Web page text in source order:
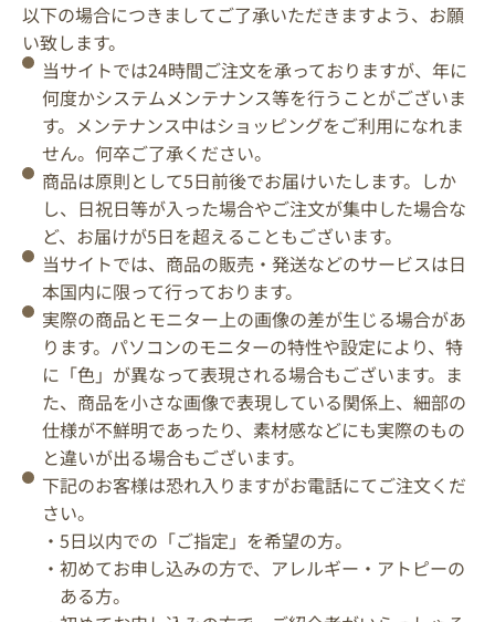
以下の場合につきましてご了承いただきますよう、お願
い致します。
当サイトでは24時間ご注文を承っておりますが、年に
何度かシステムメンテナンス等を行うことがございま
す。メンテナンス中はショッピングをご利用になれま
せん。何卒ご了承ください。
商品は原則として5日前後でお届けいたします。しか
し、日祝日等が入った場合やご注文が集中した場合な
ど、お届けが5日を超えることもございます。
当サイトでは、商品の販売・発送などのサービスは日
本国内に限って行っております。
実際の商品とモニター上の画像の差が生じる場合があ
ります。パソコンのモニターの特性や設定により、特
に「色」が異なって表現される場合もございます。ま
た、商品を小さな画像で表現している関係上、細部の
仕様が不鮮明であったり、素材感などにも実際のもの
と違いが出る場合もございます。
下記のお客様は恐れ入りますがお電話にてご注文くだ
さい。
・5日以内での「ご指定」を希望の方。
・初めてお申し込みの方で、アレルギー・アトピーの
ある方。